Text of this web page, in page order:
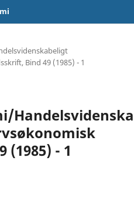
Bind 49 (1985) - 1
(1985) - 1